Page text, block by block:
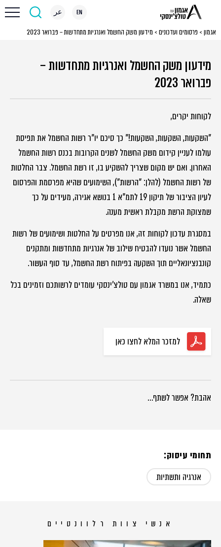
EN عر
אגמון > פרסומים ועדכונים > מידעון משק החשמל ואנרגיות מתחדשות – פברואר 2023
מידעון משק החשמל ואנרגיות מתחדשות –
פברואר 2023
לקוחות יקרים,
"השקעות, השקעות, השקעות!" כך סיכם יו"ר רשות החשמל את תפיסת
עולמו לעניין קידום משק החשמל לשנים הקרובות בכנס רשות החשמל
האחרון. ואם יש מקום שצריך להשקיע בו, זו רשת החשמל. צבר החלטות
של רשות החשמל (להלן: "הרשות"), השימועים שהיא מפרסמת והפרסום
לעיון הציבור של תיקון 19 לתמ"א 1 בנושא אגירה, מעידים על כך
שמצוקת הרשת מקבלת ראשית מענה.
במסגרת עדכון לקוחות זה, אנו מפרטים על החלטות ושימועים של רשות
החשמל אשר נועדו להבטיח שילוב של אנרגיות מתחדשות ומתקנים
קונבנציונאליים תוך השקעה בפיתוח רשת החשמל, עד סוף העשור.
כתמיד, אנו במשרד אגמון עם טולצ'ינסקי עומדים לרשותכם וזמינים בכל
שאלה.
למזכר המלא לחצו כאן
אהבת? אפשר לשתף…
תחומי עיסוק:
אנרגיה ותשתיות
אנשי צוות רלוונטיים